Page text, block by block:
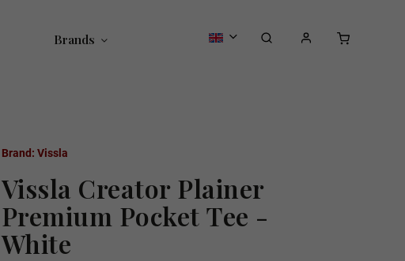
Brands
Vissla Creator Plainer
Premium Pocket Tee -
White
Brand: Vissla